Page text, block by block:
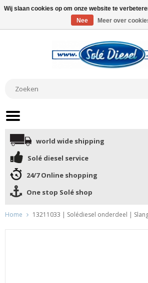
world wide shipping
Solé diesel service
24/7 Online shopping
One stop Solé shop
Home 13211033 | Solédiesel onderdeel |
Wij slaan cookies op om onze website te
Nee
Meer over